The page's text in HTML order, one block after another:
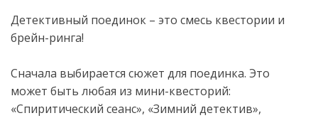
Детективный поединок – это смесь квестории и
брейн-ринга!
Сначала выбирается сюжет для поединка. Это
может быть любая из мини-квесторий:
«Спиритический сеанс», «Зимний детектив»,